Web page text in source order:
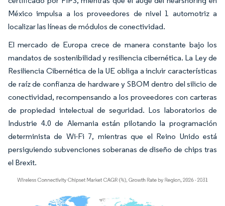
México impulsa a los proveedores de nivel 1 automotriz a
localizar las líneas de módulos de conectividad.
El mercado de Europa crece de manera constante bajo los
mandatos de sostenibilidad y resiliencia cibernética. La Ley de
Resiliencia Cibernética de la UE obliga a incluir características
de raíz de confianza de hardware y SBOM dentro del silicio de
conectividad, recompensando a los proveedores con carteras
de propiedad intelectual de seguridad. Los laboratorios de
Industrie 4.0 de Alemania están pilotando la programación
determinista de Wi-Fi 7, mientras que el Reino Unido está
persiguiendo subvenciones soberanas de diseño de chips tras
el Brexit.